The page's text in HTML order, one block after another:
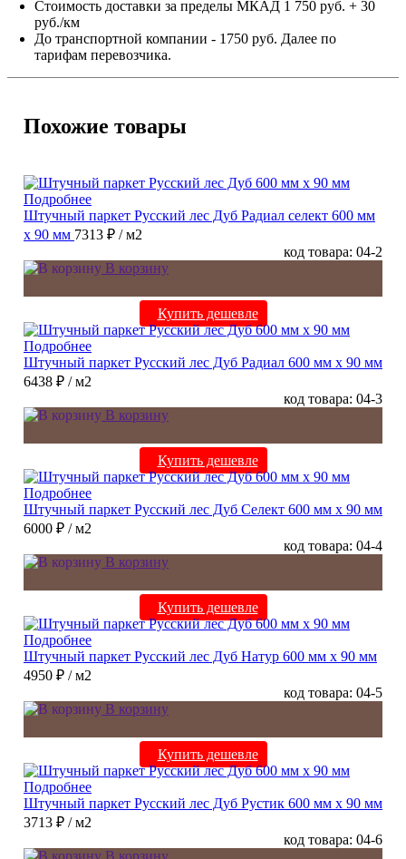
Стоимость доставки за пределы МКАД 1 750 руб. + 30
руб./км
До транспортной компании - 1750 руб. Далее по
тарифам перевозчика.
Похожие товары
Подробнее
Штучный паркет Русский лес Дуб Радиал cелект 600 мм
х 90 мм 7313 ₽ / м2
код товара: 04-2
В корзину
Купить дешевле
Подробнее
Штучный паркет Русский лес Дуб Радиал 600 мм х 90 мм
6438 ₽ / м2
код товара: 04-3
В корзину
Купить дешевле
Подробнее
Штучный паркет Русский лес Дуб Селект 600 мм х 90 мм
6000 ₽ / м2
код товара: 04-4
В корзину
Купить дешевле
Подробнее
Штучный паркет Русский лес Дуб Натур 600 мм х 90 мм
4950 ₽ / м2
код товара: 04-5
В корзину
Купить дешевле
Подробнее
Штучный паркет Русский лес Дуб Рустик 600 мм х 90 мм
3713 ₽ / м2
код товара: 04-6
В корзину